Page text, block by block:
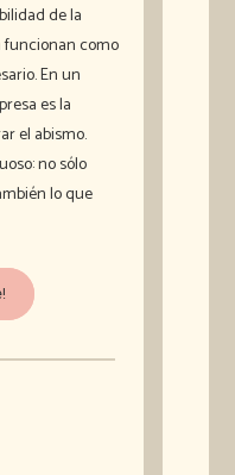
de la
funcionan como
En un
es la
el abismo.
no sólo
lo que